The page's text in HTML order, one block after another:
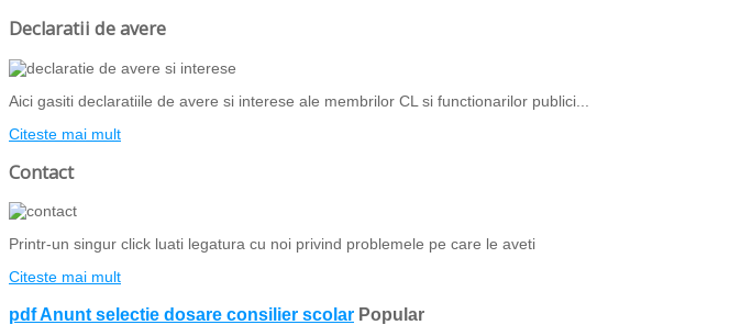
Declaratii de avere
Aici gasiti declaratiile de avere si interese ale membrilor CL si functionarilor publici...
Citeste mai mult
Contact
Printr-un singur click luati legatura cu noi privind problemele pe care le aveti
Citeste mai mult
pdfAnunt selectie dosare consilier scolar Popular